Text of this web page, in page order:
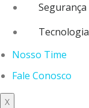
Segurança
Tecnologia
Nosso Time
Fale Conosco
X